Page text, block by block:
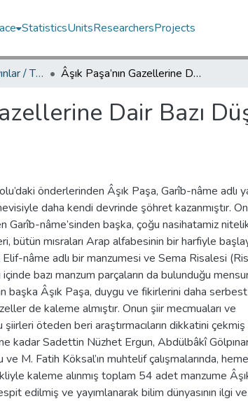
StatisticsUnitsResearchersProjects
TRDizin İndeksli Yayınlar / TRDizin Indexed Publications Âşık Paşa’nın Gazellerine Dair Bazı Düşünceler ve Bilinmeyen Dört Şiiri
Dair Bazı
önderlerinden Âşık Paşa, Garîb-nâme adlı
daha kendi devrinde şöhret kazanmıştır.
Garîb-nâme’sinden başka, çoğu nasihatamiz
bütün mısraları Arap alfabesinin bir harfiyle
nâme adlı bir manzumesi ve Sema Risalesi
bazı manzum parçaların da bulunduğu
başka Âşık Paşa, duygu ve fikirlerini daha
de kaleme almıştır. Onun şiir mecmuaları ve
öteden beri araştırmacıların dikkatini
kadar Sadettin Nüzhet Ergun, Abdülbâkî
M. Fatih Köksal’ın muhtelif çalışmalarında,
kaleme alınmış toplam 54 adet manzume
edilmiş ve yayımlanarak bilim dünyasının ilgi ve